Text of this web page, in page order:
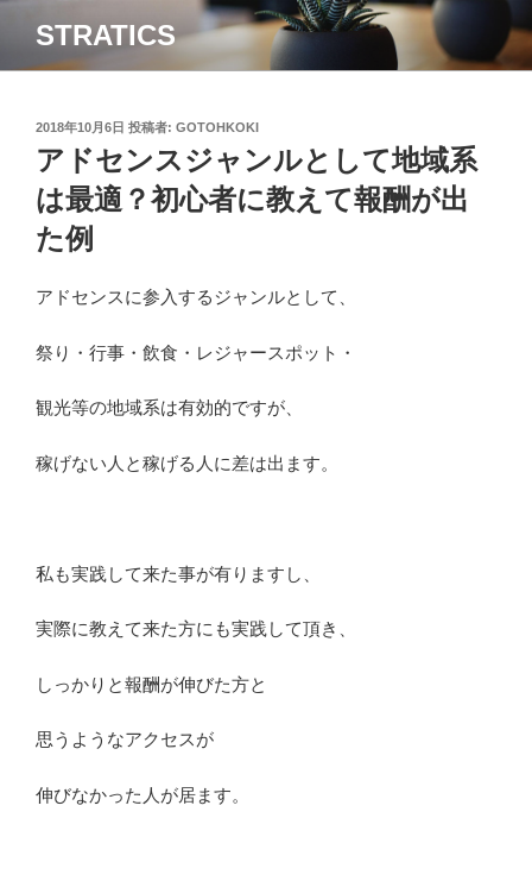
テ
STRATICS
投
稿
日:
2018年10月6日 投稿者: GOTOHKOKI
アドセンスジャンルとして地域系
は最適？初心者に教えて報酬が出
た例
アドセンスに参入するジャンルとして、
祭り・行事・飲食・レジャースポット・
観光等の地域系は有効的ですが、
稼げない人と稼げる人に差は出ます。
私も実践して来た事が有りますし、
実際に教えて来た方にも実践して頂き、
しっかりと報酬が伸びた方と
思うようなアクセスが
伸びなかった人が居ます。